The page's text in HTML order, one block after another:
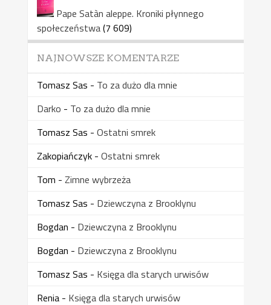
Pape Satàn aleppe. Kroniki płynnego
społeczeństwa(7 609)
NAJNOWSZE KOMENTARZE
Tomasz Sas - To za dużo dla mnie
Darko - To za dużo dla mnie
Tomasz Sas - Ostatni smrek
Zakopiańczyk- Ostatni smrek
Tom - Zimne wybrzeża
Tomasz Sas - Dziewczyna z Brooklynu
Bogdan - Dziewczyna z Brooklynu
Bogdan - Dziewczyna z Brooklynu
Tomasz Sas - Księga dla starych urwisów
Renia- Księga dla starych urwisów